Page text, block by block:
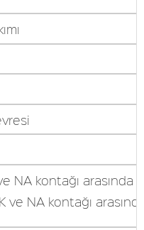
NA kontağı arasında
ve NA kontağı